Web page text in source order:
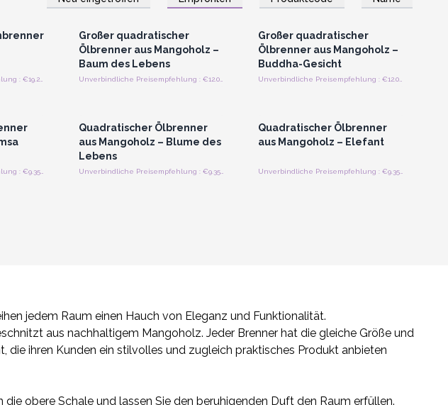
für Großhandelspreise
Großer quadratischer
Ölbrenner aus Mangoholz –
Baum des Lebens
Unverbindliche Preisempfehlung : €12.00/Stück
für Großhandelspreise
Großer quadratischer
Ölbrenner aus Mangoholz –
Buddha-Gesicht
Quadratischer Ölbrenner
aus Mangoholz – Blume des
Lebens
Unverbindliche Preisempfehlung : €9.35/Stück
Quadratischer Ölbrenner
aus Mangoholz – Elefant
jedem Raum einen Hauch von Eleganz und Funktionalität.
aus nachhaltigem Mangoholz. Jeder Brenner hat die gleiche Größe und
ihren Kunden ein stilvolles und zugleich praktisches Produkt anbieten
obere Schale und lassen Sie den beruhigenden Duft den Raum erfüllen.